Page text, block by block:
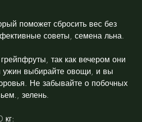
поможет сбросить вес без
советы, семена льна.
так как вечером они
ужин выбирайте овощи, и вы
Не забывайте о побочных
зелень.
кг: